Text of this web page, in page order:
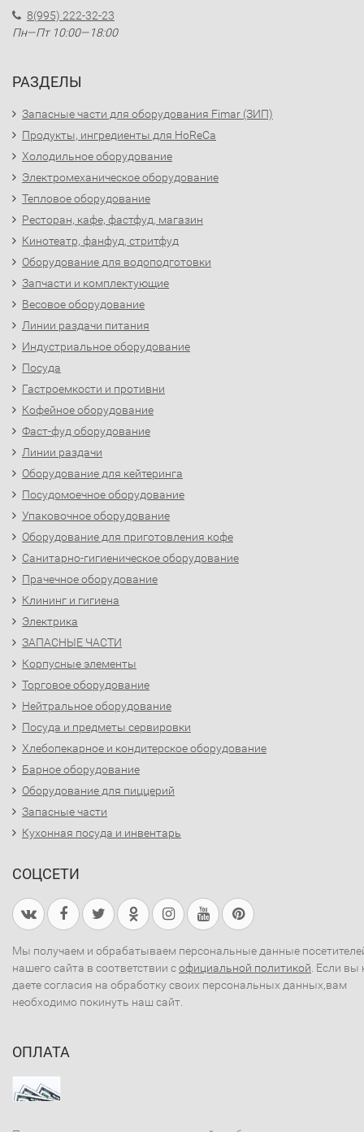
8(995) 222-32-23
Пн—Пт 10:00—18:00
РАЗДЕЛЫ
Запасные части для оборудования Fimar (ЗИП)
Продукты, ингредиенты для HoReCa
Холодильное оборудование
Электромеханическое оборудование
Тепловое оборудование
Ресторан, кафе, фастфуд, магазин
Кинотеатр, фанфуд, стритфуд
Оборудование для водоподготовки
Запчасти и комплектующие
Весовое оборудование
Линии раздачи питания
Индустриальное оборудование
Посуда
Гастроемкости и противни
Кофейное оборудование
Фаст-фуд оборудование
Линии раздачи
Оборудование для кейтеринга
Посудомоечное оборудование
Упаковочное оборудование
Оборудование для приготовления кофе
Санитарно-гигиеническое оборудование
Прачечное оборудование
Клининг и гигиена
Электрика
ЗАПАСНЫЕ ЧАСТИ
Корпусные элементы
Торговое оборудование
Нейтральное оборудование
Посуда и предметы сервировки
Хлебопекарное и кондитерское оборудование
Барное оборудование
Оборудование для пиццерий
Запасные части
Кухонная посуда и инвентарь
СОЦСЕТИ
Мы получаем и обрабатываем персональные данные
нашего сайта в соответствии софициальной политикой . Если вы
даете согласия на обработку своих персональных данных,вам
необходимо покинуть наш сайт.
ОПЛАТА